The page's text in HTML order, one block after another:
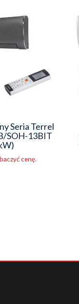
Seria Terrel
SOH-13BIT
cenę.